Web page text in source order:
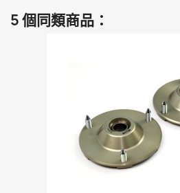
5 個同類商品：